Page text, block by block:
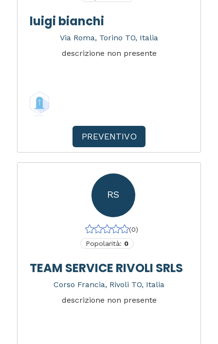
luigi bianchi
Via Roma, Torino TO, Italia
descrizione non presente
PREVENTIVO
RS
(0)
Popolarità: 0
TEAM SERVICE RIVOLI SRLS
Corso Francia, Rivoli TO, Italia
descrizione non presente